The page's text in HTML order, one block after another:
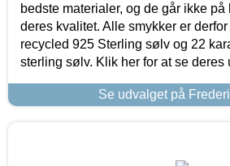
bedste materialer, og de går ikke på
deres kvalitet. Alle smykker er
recycled 925 Sterling sølv og 22
sterling sølv. Klik her for at se deres
Se udvalget på